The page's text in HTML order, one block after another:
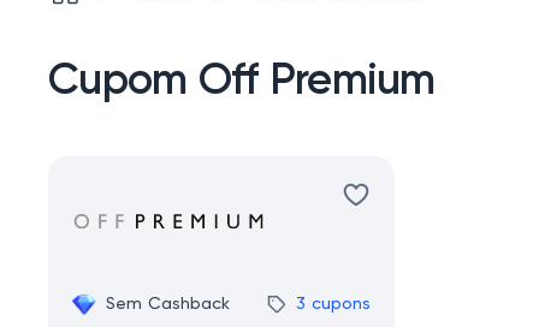
Cupom Off Premium
Sem Cashback 3 cupons